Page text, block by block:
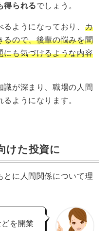
得られるでしょう。
ようになっており、 カ
るので、後輩の悩みを聞
にも気づけるような内容
識が深まり、職場の人間
ようになります。
けた投資に
とに人間関係について理
を開業